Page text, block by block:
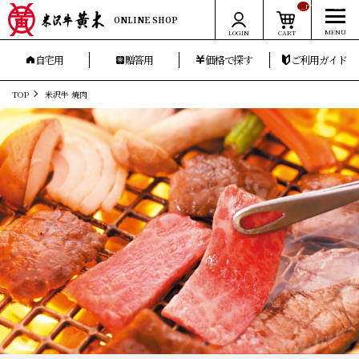
ONLINE SHOP
LOGIN CART
__ITM_CNT__
自宅用 贈答用 価格で探す ご利用ガイド
TOP 米沢牛 焼肉